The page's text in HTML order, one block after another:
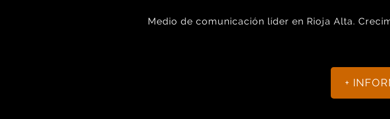
Medio de comunicación líder en Rioja Alta.
+